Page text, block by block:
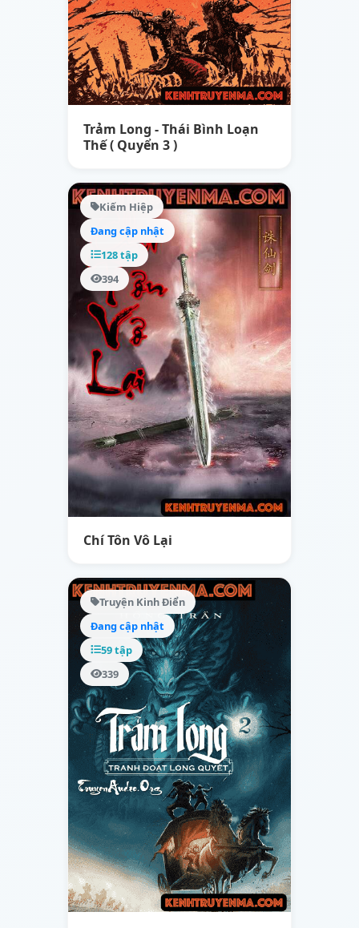
Trảm Long - Thái Bình Loạn
Thế ( Quyển 3 )
Kiếm Hiệp
Đang cập nhật
128 tập
394
Chí Tôn Vô Lại
Truyện Kinh Điển
Đang cập nhật
59 tập
339